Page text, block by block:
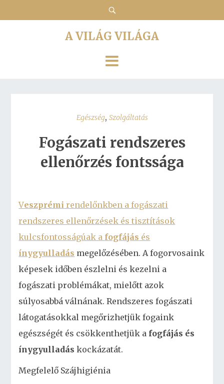
A VILÁG VILÁGA
Egészség, Szolgáltatás
Fogászati rendszeres
ellenőrzés fontssága
Veszprémi rendelőnkben a fogászati
rendszeres ellenőrzések és tisztítások
kulcsfontosságúak a fogfájás és
ínygyulladás megelőzésében. A fogorvosaink
képesek időben észlelni és kezelni a
fogászati problémákat, mielőtt azok
súlyosabbá válnának. Rendszeres fogászati
látogatásokkal megőrizhetjük fogaink
egészségét és csökkenthetjük a fogfájás és
ínygyulladás kockázatát.
Megfelelő Szájhigiénia